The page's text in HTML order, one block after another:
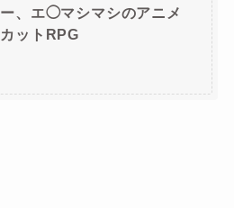
ー、エ◯マシマシのアニメ
カットRPG